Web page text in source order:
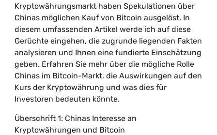
Kryptowährungsmarkt haben Spekulationen über
Chinas möglichen Kauf von Bitcoin ausgelöst. In
diesem umfassenden Artikel werde ich auf diese
Gerüchte eingehen, die zugrunde liegenden Fakten
analysieren und Ihnen eine fundierte Einschätzung
geben. Erfahren Sie mehr über die mögliche Rolle
Chinas im Bitcoin-Markt, die Auswirkungen auf den
Kurs der Kryptowährung und was dies für
Investoren bedeuten könnte.
Überschrift 1: Chinas Interesse an
Kryptowährungen und Bitcoin